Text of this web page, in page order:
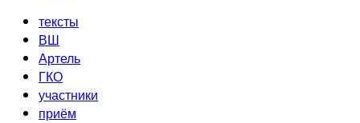
тексты
ВШ
Артель
ГКО
участники
приём